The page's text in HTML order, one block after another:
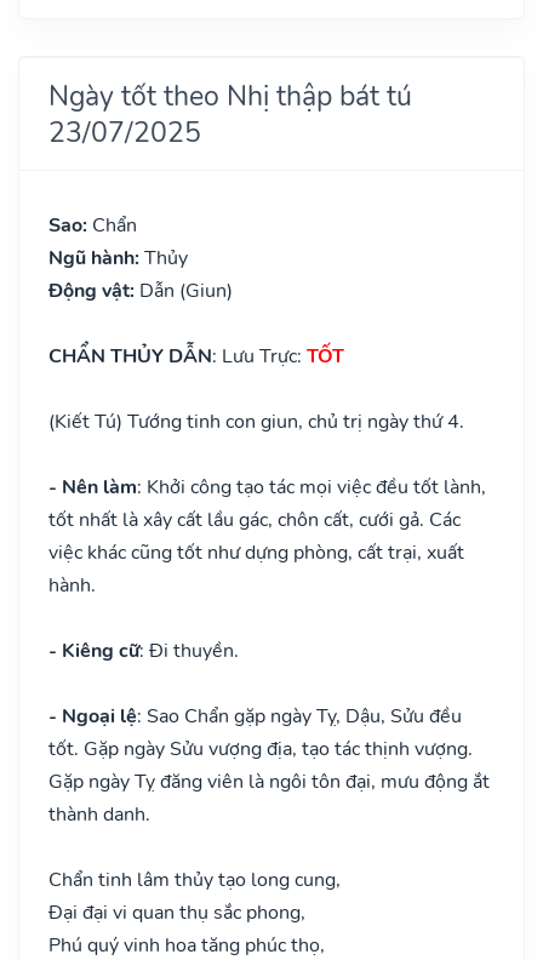
Ngày tốt theo Nhị thập bát tú
23/07/2025
Sao: Chẩn
Ngũ hành: Thủy
Động vật: Dẫn (Giun)
CHẨN THỦY DẪN: Lưu Trực: TỐT
(Kiết Tú) Tướng tinh con giun, chủ trị ngày thứ 4.
- Nên làm: Khởi công tạo tác mọi việc đều tốt lành,
tốt nhất là xây cất lầu gác, chôn cất, cưới gả. Các
việc khác cũng tốt như dựng phòng, cất trại, xuất
hành.
- Kiêng cữ: Đi thuyền.
- Ngoại lệ: Sao Chẩn gặp ngày Tỵ, Dậu, Sửu đều
tốt. Gặp ngày Sửu vượng địa, tạo tác thịnh vượng.
Gặp ngày Tỵ đăng viên là ngôi tôn đại, mưu động ắt
thành danh.
Chẩn tinh lâm thủy tạo long cung,
Đại đại vi quan thụ sắc phong,
Phú quý vinh hoa tăng phúc thọ,